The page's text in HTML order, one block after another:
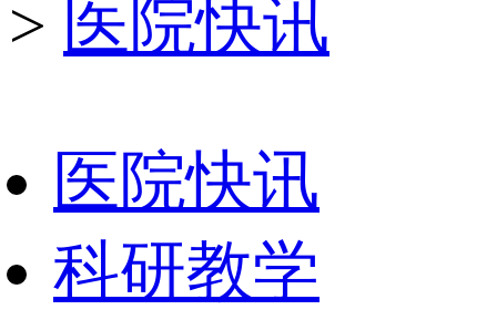
> 医院快讯
医院快讯
科研教学